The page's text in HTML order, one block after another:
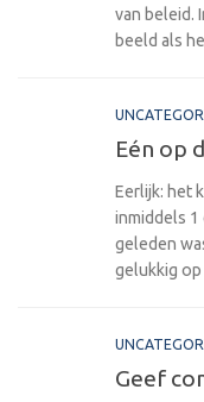
van beleid.
beeld als
Eén op
Eerlijk: het
inmiddels 1
geleden
gelukkig op
Geef